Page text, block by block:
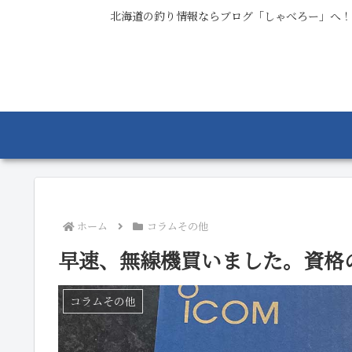
北海道の釣り情報ならブログ「しゃべろー」へ
ホーム コラムその他
早速、無線機買いました。資
コラムその他